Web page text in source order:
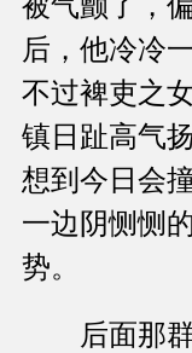
后，他冷冷
不过裨吏之
镇日趾高气
想到今日会
一边阴恻恻
势。
后面那群